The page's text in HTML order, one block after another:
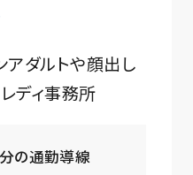
アダルトや顔出し
ディ事務所
の通勤導線